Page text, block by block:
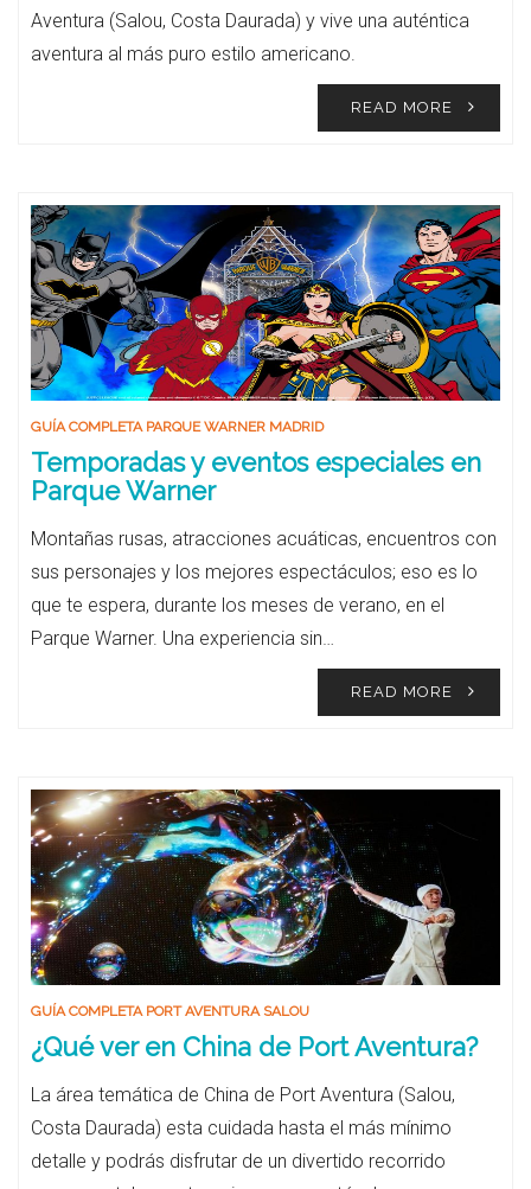
Aventura (Salou, Costa Daurada) y vive una auténtica
aventura al más puro estilo americano.
READ MORE
GUÍA COMPLETA PARQUE WARNER MADRID
Temporadas y eventos especiales en
Parque Warner
Montañas rusas, atracciones acuáticas, encuentros con
sus personajes y los mejores espectáculos; eso es lo
que te espera, durante los meses de verano, en el
Parque Warner. Una experiencia sin…
READ MORE
GUÍA COMPLETA PORT AVENTURA SALOU
¿Qué ver en China de Port Aventura?
La área temática de China de Port Aventura (Salou,
Costa Daurada) esta cuidada hasta el más mínimo
detalle y podrás disfrutar de un divertido recorrido